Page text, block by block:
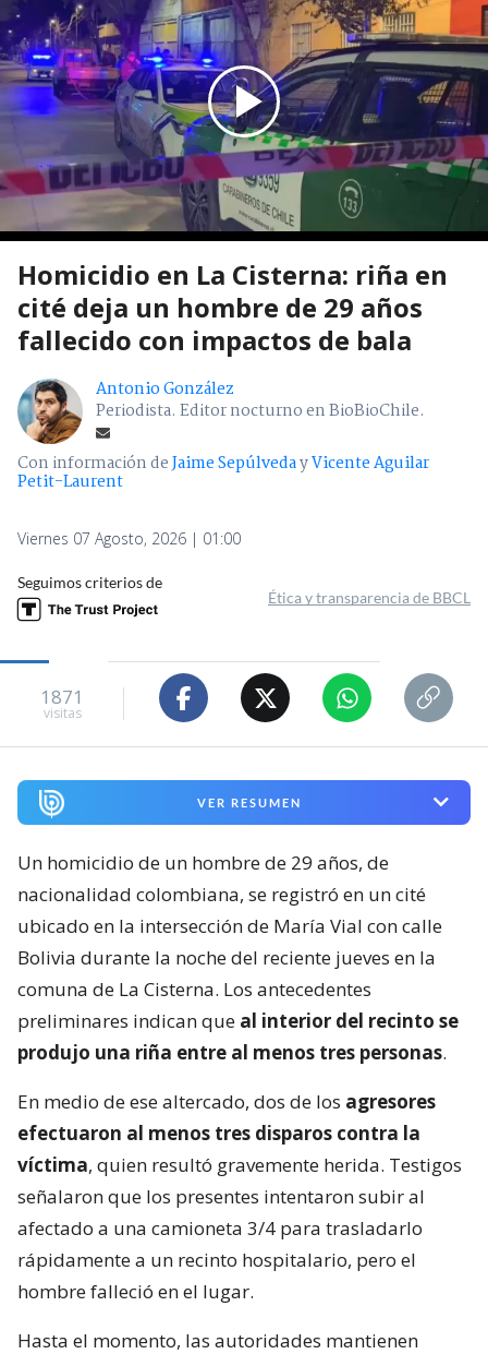
Homicidio en La Cisterna: riña en
cité deja un hombre de 29 años
fallecido con impactos de bala
Antonio González
Periodista. Editor nocturno en BioBioChile.
Con información deJaime SepúlvedayVicente Aguilar
Petit-Laurent
Viernes 07 Agosto, 2026 | 01:00
Seguimos criterios de
Ética y transparencia de BBCL
1871
visitas
VER RESUMEN
Un homicidio de un hombre de 29 años, de
nacionalidad colombiana, se registró en un cité
ubicado en la intersección de María Vial con calle
Bolivia durante la noche del reciente jueves en la
comuna de La Cisterna. Los antecedentes
preliminares indican que al interior del recinto se
produjo una riña entre al menos tres personas.
En medio de ese altercado, dos de los agresores
efectuaron al menos tres disparos contra la
víctima, quien resultó gravemente herida. Testigos
señalaron que los presentes intentaron subir al
afectado a una camioneta 3/4 para trasladarlo
rápidamente a un recinto hospitalario, pero el
hombre falleció en el lugar.
Hasta el momento, las autoridades mantienen